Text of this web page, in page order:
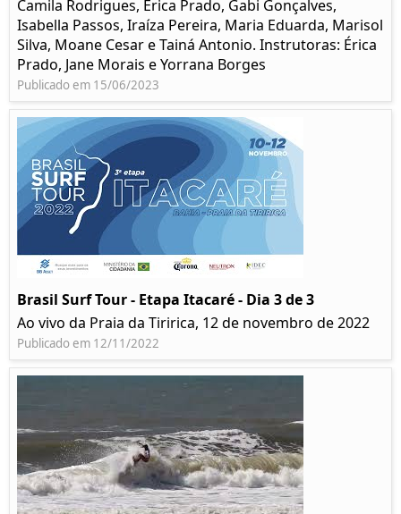
Camila Rodrigues, Érica Prado, Gabi Gonçalves,
Isabella Passos, Iraíza Pereira, Maria Eduarda, Marisol
Silva, Moane Cesar e Tainá Antonio. Instrutoras: Érica
Prado, Jane Morais e Yorrana Borges
Publicado em 15/06/2023
Brasil Surf Tour - Etapa Itacaré - Dia 3 de 3
Ao vivo da Praia da Tiririca, 12 de novembro de 2022
Publicado em 12/11/2022